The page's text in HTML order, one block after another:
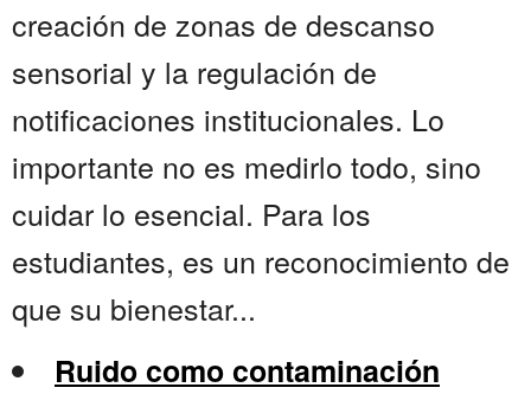
creación de zonas de descanso
sensorial y la regulación de
notificaciones institucionales. Lo
importante no es medirlo todo, sino
cuidar lo esencial. Para los
estudiantes, es un reconocimiento de
que su bienestar...
Ruido como contaminación